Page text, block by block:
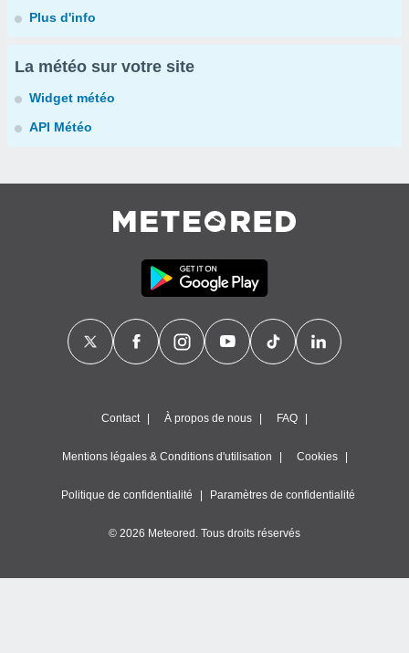
Plus d'info
La météo sur votre site
Widget météo
API Météo
Contact À propos de nous FAQ
Mentions légales & Conditions d'utilisation Cookies
Politique de confidentialité Paramètres de confidentialité
© 2026 Meteored. Tous droits réservés